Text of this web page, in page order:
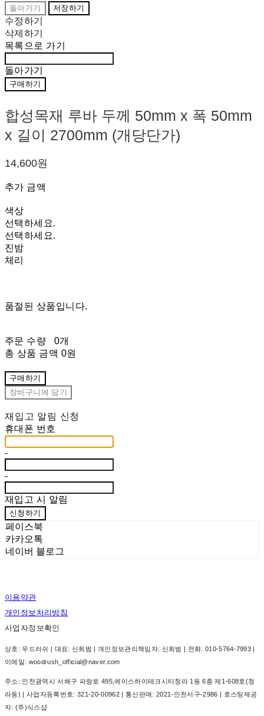
돌아가기 저장하기
수정하기
삭제하기
목록으로 가기
돌아가기
구매하기
합성목재 루바 두께 50mm x 폭 50mm
x 길이 2700mm (개당단가)
14,600원
추가 금액
색상
선택하세요.
선택하세요.
진밤
체리
품절된 상품입니다.
주문 수량
0개
총 상품 금액 0원
구매하기
장바구니에 담기
재입고 알림 신청
휴대폰 번호
-
-
재입고 시 알림
신청하기
페이스북
카카오톡
네이버 블로그
이용약관
개인정보처리방침
사업자정보확인
상호: 우드러쉬 | 대표: 신희범 | 개인정보관리책임자: 신희범 | 전화: 010-5764-7993 |
이메일: woodrush_official@naver.com
주소: 인천광역시 서해구 파랑로 495,에이스하이테크시티청라 1동 6층 제1-608호(청
라동) | 사업자등록번호: 321-20-00962| 통신판매: 2021-인천서구-2986 | 호스팅제공
자: (주)식스샵